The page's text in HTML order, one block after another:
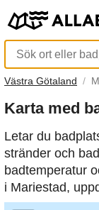
Västra Götaland
Karta med
Letar du
stränder och
badtemperatur
i Mariestad,